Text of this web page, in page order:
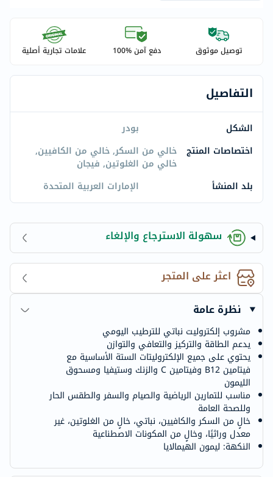
توصيل موثوق دفع آمن %100 علامات تجارية أصلية
التفاصيل
الشكل
بودر
اختصاصات المنتج خالي من السكر, خالي من الكافيين,
خالي من الغلوتين, فيجان
بلد المنشأ
الإمارات العربية المتحدة
سهولة الاسترجاع والإلغاء
اعثر على المتجر
نظرة عامة
مشروب إلكتروليت نباتي للترطيب اليومي
يدعم الطاقة والتركيز والتعافي والتوازن
يحتوي على جميع الإلكتروليتات الستة الأساسية مع
فيتامين B12 وفيتامين C والزنك وستيفيا ومسحوق
الليمون
مناسب للتمارين الرياضية والصيام والسفر والطقس الحار
وللصحة العامة
خالٍ من السكر والكافيين، نباتي، خالٍ من الغلوتين، غير
معدل وراثيًا، وخالٍ من المكونات الاصطناعية
النكهة: ليمون الهيمالايا